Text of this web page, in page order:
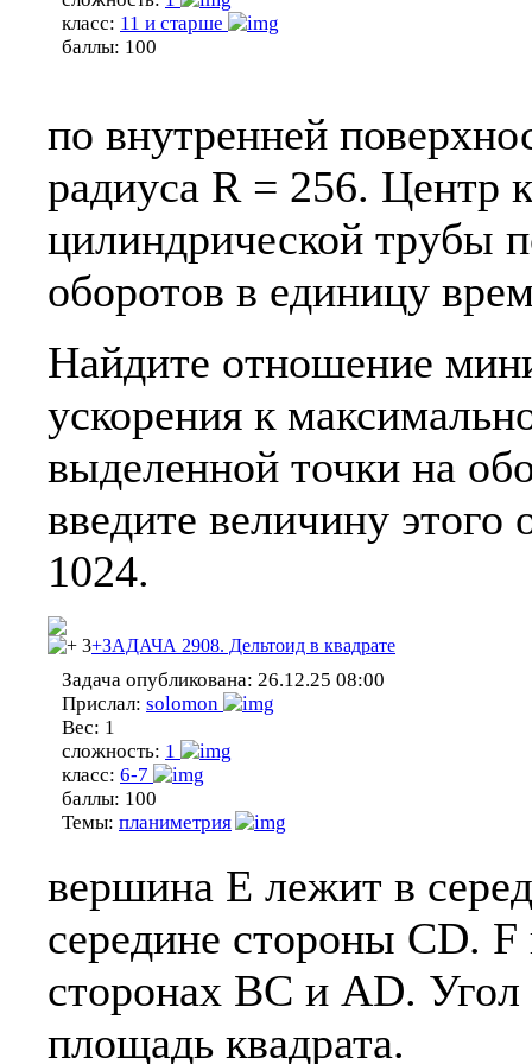
класс: 11 и старше
баллы: 100
по внутренней
радиуса R = 256. Центр
цилиндрической трубы
оборотов в единицу
Найдите отношение
ускорения к
выделенной точки на
введите величину
1024.
3+ЗАДАЧА 2908. Дельтоид в квадрате
Задача опубликована: 26.12.25 08:00
Прислал: solomon
Вес: 1
сложность: 1
класс: 6-7
баллы: 100
Темы: планиметрия
вершина Е лежит в
середине стороны CD.
сторонах ВС и AD.
площадь квадрата.